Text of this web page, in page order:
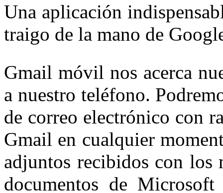
Una aplicación
traigo de la mano de
Gmail móvil nos acerca
a nuestro teléfono.
de correo electrónico con
Gmail en cualquier
adjuntos recibidos con los
documentos de